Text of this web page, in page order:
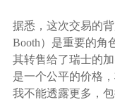
据悉，这次交易的
Booth）是重要的角
其转售给了瑞士的
是一个公平的价格
我不能透露更多，包